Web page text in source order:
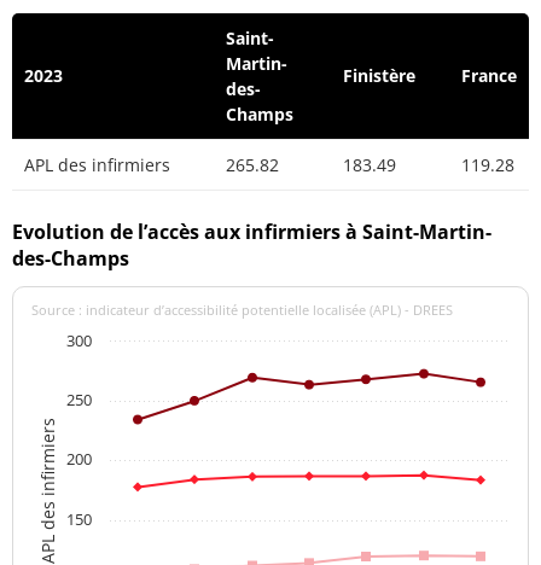
2023
Saint-
Martin-
des-
Champs
Finistère France
APL des infirmiers 265.82 183.49 119.28
Evolution de l’accès aux infirmiers à Saint-Martin-
des-Champs
APL des infirmiers
Source : indicateur d’accessibilité potentielle localisée (APL) - DREES
150
200
250
300